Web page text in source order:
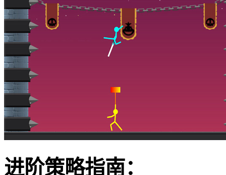
3、创意工坊系统：支持
效，打造专属火柴人形象
4、社交互动矩阵：内置
好友组队参与团队对抗